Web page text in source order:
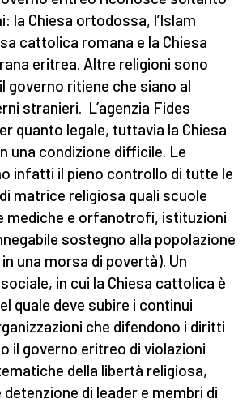
la Chiesa ortodossa, l’Islam
cattolica romana e la Chiesa
eritrea. Altre religioni sono
governo ritiene che siano al
stranieri. L’agenzia Fides
quanto legale, tuttavia la Chiesa
una condizione difficile. Le
infatti il pieno controllo di tutte le
matrice religiosa quali scuole
mediche e orfanotrofi, istituzioni
sostegno alla popolazione
una morsa di povertà). Un
in cui la Chiesa cattolica è
quale deve subire i continui
che difendono i diritti
il governo eritreo di violazioni
della libertà religiosa,
di leader e membri di